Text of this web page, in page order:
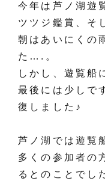
今年は芦ノ湖遊
ツツジ鑑賞、そ
朝はあいにくの
た….。
しかし、遊覧船
最後には少しで
復しました♪
芦ノ湖では遊覧
多くの参加者の
るとのことでし